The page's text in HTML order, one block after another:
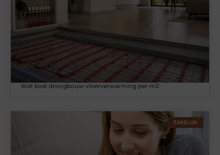
Wat kost droogbouw vloerverwarming per m2
ZAKELIJK